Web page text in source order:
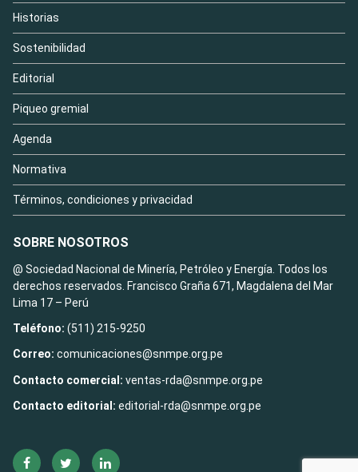
Historias
Sostenibilidad
Editorial
Piqueo gremial
Agenda
Normativa
Términos, condiciones y privacidad
SOBRE NOSOTROS
@ Sociedad Nacional de Minería, Petróleo y Energía. Todos los
derechos reservados. Francisco Graña 671, Magdalena del Mar
Lima 17 – Perú
Teléfono: (511) 215-9250
Correo: comunicaciones@snmpe.org.pe
Contacto comercial: ventas-rda@snmpe.org.pe
Contacto editorial: editorial-rda@snmpe.org.pe